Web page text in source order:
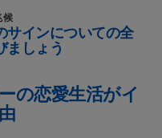
候
サインについての全
ましょう
の恋愛生活がイ